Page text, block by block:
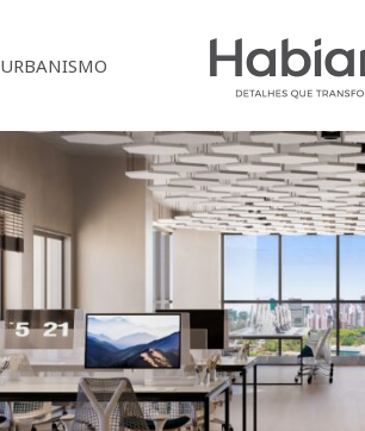
URBANISMO